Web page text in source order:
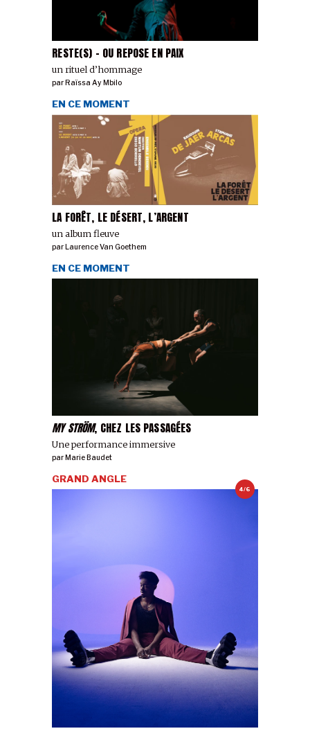
RESTE(S) - OU REPOSE EN PAIX
un rituel d’hommage
parRaïssa Ay Mbilo
LA FORÊT, LE DÉSERT, L’ARGENT
un album fleuve
EN CE MOMENT
parLaurence Van Goethem
MY STRÖM, CHEZ LES PASSAGÉES
Une performance immersive
EN CE MOMENT
par Marie Baudet
4/6
GRAND ANGLE